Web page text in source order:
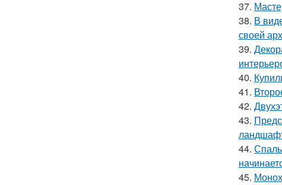
37.
38. В
своей
39.
40.
41.
42.
43.
44.
45.